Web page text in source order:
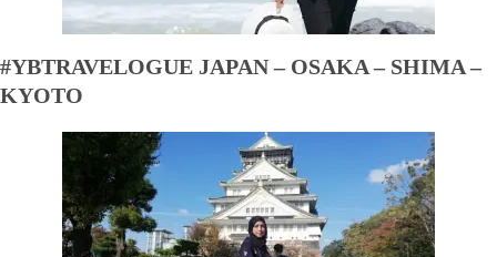
#YBTRAVELOGUE JAPAN – OSAKA – SHIMA –
KYOTO